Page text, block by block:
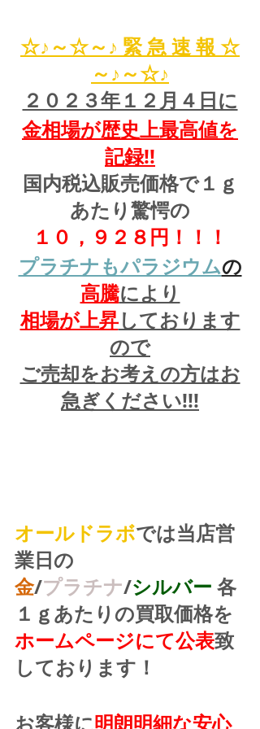
☆♪～☆～♪ 緊 急 速 報 ☆
～♪～☆♪
２０２３年１２月４日に
金相場が歴史上最高値を
記録!!
国内税込販売価格で１ｇ
あたり驚愕の
１０，９２８円！！！
プラチナもパラジウムの
高騰により
相場が上昇しております
ので
ご売却をお考えの方はお
急ぎください!!!
オールドラボでは当店営
業日の
金/プラチナ/シルバー 各
１ｇあたりの買取価格を
ホームページにて公表致
しております！